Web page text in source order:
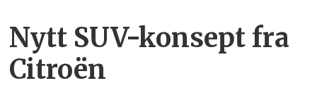
Nytt SUV-konsept fra
Citroën